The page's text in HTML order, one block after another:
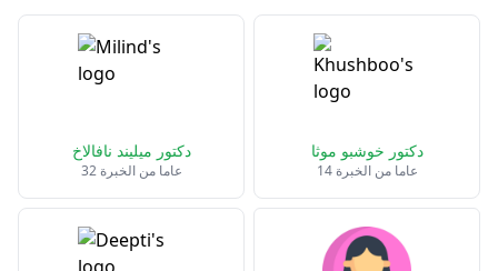
دكتور ميليند نافالاخ
32 عاما من الخبرة
دكتور خوشبو موثا
14 عاما من الخبرة